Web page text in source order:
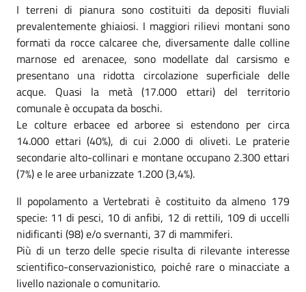
I terreni di pianura sono costituiti da depositi fluviali
prevalentemente ghiaiosi. I maggiori rilievi montani sono
formati da rocce calcaree che, diversamente dalle colline
marnose ed arenacee, sono modellate dal carsismo e
presentano una ridotta circolazione superficiale delle
acque. Quasi la metà (17.000 ettari) del territorio
comunale è occupata da boschi.
Le colture erbacee ed arboree si estendono per circa
14.000 ettari (40%), di cui 2.000 di oliveti. Le praterie
secondarie alto-collinari e montane occupano 2.300 ettari
(7%) e le aree urbanizzate 1.200 (3,4%).
Il popolamento a Vertebrati è costituito da almeno 179
specie: 11 di pesci, 10 di anfibi, 12 di rettili, 109 di uccelli
nidificanti (98) e/o svernanti, 37 di mammiferi.
Più di un terzo delle specie risulta di rilevante interesse
scientifico-conservazionistico, poiché rare o minacciate a
livello nazionale o comunitario.